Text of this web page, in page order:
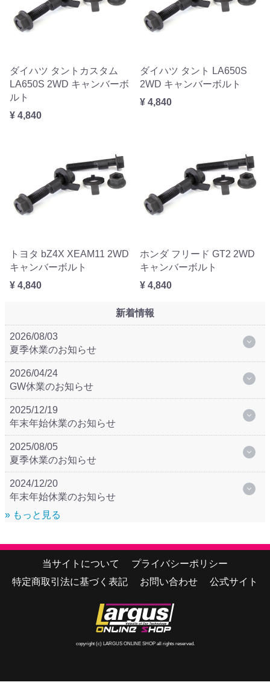
ダイハツ タントカスタム
LA650S 2WD キャンバーボ
ルト
¥ 4,840
ダイハツ タント LA650S
2WD キャンバーボルト
¥ 4,840
トヨタ bZ4X XEAM11 2WD
キャンバーボルト
¥ 4,840
ホンダ フリード GT2 2WD
キャンバーボルト
¥ 4,840
新着情報
2026/08/03
夏季休業のお知らせ
2026/04/24
GW休業のお知らせ
2025/12/19
年末年始休業のお知らせ
2025/08/05
夏季休業のお知らせ
2024/12/20
年末年始休業のお知らせ
» もっと見る
当サイトについて
プライバシーポリシー
特定商取引法に基づく表記
お問い合わせ 公式サイト
copyright (c) LARGUS ONLINE SHOP all rights reserved.